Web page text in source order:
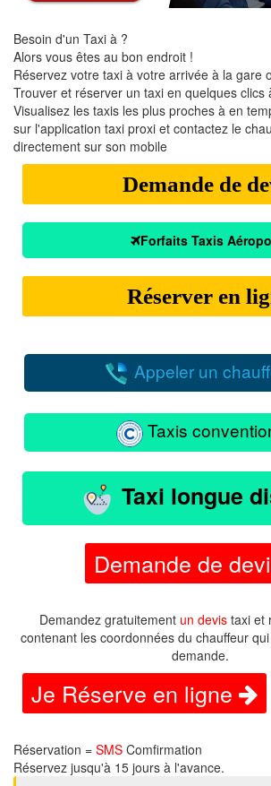
Besoin d'un Taxi à ?
Alors vous êtes au bon endroit !
Réservez votre taxi à votre arrivée à la gare
Trouver et réserver un taxi en quelques clics
Visualisez les taxis les plus proches à en
sur l'application taxi proxi et contactez le
directement sur son mobile
Demande de
Forfaits Taxis
Réserver en
Appeler un
Taxis
Taxi longue
Demande de
Demandez gratuitement un devis taxi et
contenant les coordonnées du chauffeur
demande.
Je Réserve en ligne
Réservation = SMS Comfirmation
Réservez jusqu'à 15 jours à l'avance.